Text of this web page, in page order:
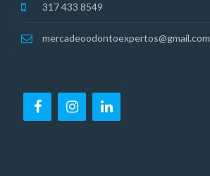
317 433 8549
mercadeoodontoexpertos@gmail.com